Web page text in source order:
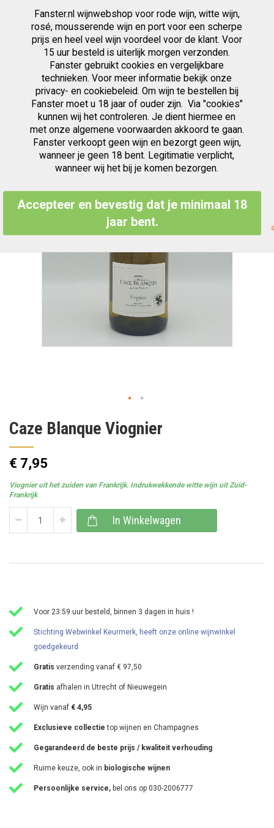
Fanster.nl wijnwebshop voor rode wijn, witte wijn,
rosé, mousserende wijn en port voor een scherpe
prijs en heel veel wijn voordeel voor de klant. Voor
15 uur besteld is uiterlijk morgen verzonden.
Fanster gebruikt cookies en vergelijkbare
technieken. Voor meer informatie bekijk onze
privacy- en cookiebeleid. Om wijn te bestellen bij
Fanster moet u 18 jaar of ouder zijn. Via "cookies"
kunnen wij het controleren. Je dient hiermee en
met onze algemene voorwaarden akkoord te gaan.
Fanster verkoopt geen wijn en bezorgt geen wijn,
wanneer je geen 18 bent. Legitimatie verplicht,
wanneer wij het bij je komen bezorgen.
Accepteer en bevestig dat je minimaal 18
jaar bent.
Zoek
inhoud
afbeeldingen-
gallerij
naar
het
begin
van
de
gallerij
Caze Blanque Viognier
€ 7,95
Viognier uit het zuiden van Frankrijk. Indrukwekkende witte wijn uit Zuid-
Frankrijk
In Winkelwagen
Voor 23:59 uur besteld, binnen 3 dagen in huis !
Stichting Webwinkel Keurmerk, heeft onze online wijnwinkel
goedgekeurd
Gratis verzending vanaf € 97,50
Gratis afhalen in Utrecht of Nieuwegein
Wijn vanaf € 4,95
Exclusieve collectie top wijnen en Champagnes
Gegarandeerd de beste prijs / kwaliteit verhouding
Ruime keuze, ook in biologische wijnen
Persoonlijke service, bel ons op 030-2006777